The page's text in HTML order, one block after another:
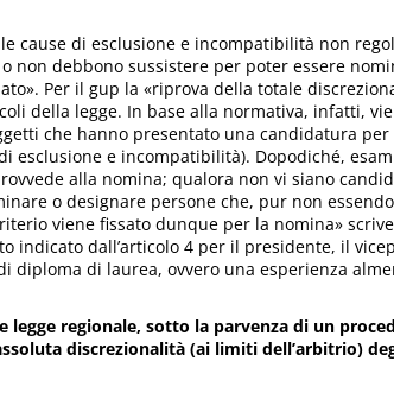
cause di esclusione e incompatibilità non
non debbono sussistere per poter essere
Per il gup la «riprova della totale
della legge. In base alla normativa, infatti,
che hanno presentato una candidatura per
esclusione e incompatibilità). Dopodiché,
alla nomina; qualora non vi siano
o designare persone che, pur non
viene fissato dunque per la nomina» scrive
indicato dall’articolo 4 per il presidente, il
diploma di laurea, ovvero una esperienza
legge regionale, sotto la parvenza di un
discrezionalità (ai limiti dell’arbitrio)